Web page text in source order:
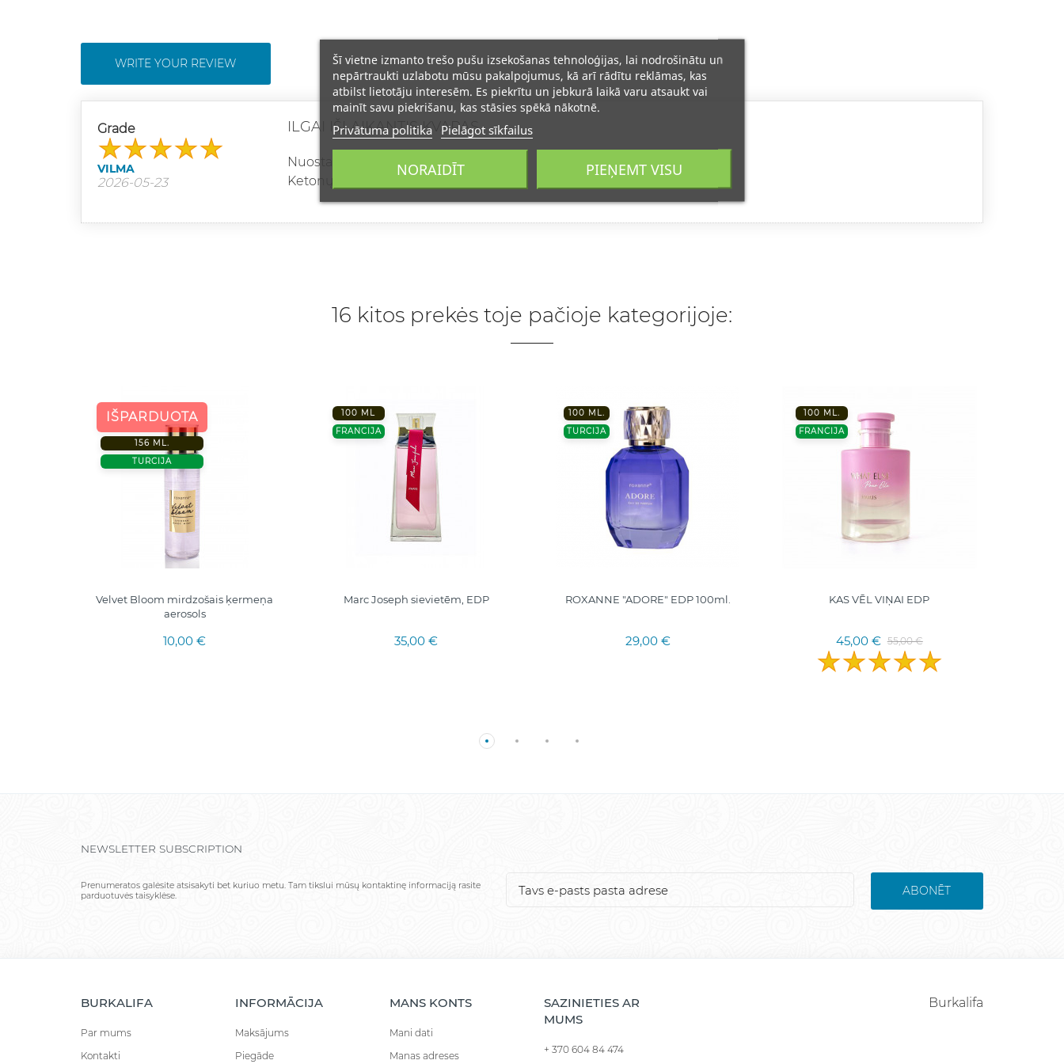
WRITE YOUR REVIEW
Grade
VILMA
2026-05-23
ILGAI IŠLAIKANTIS KVAPAS.
Nuostabus kvapas.Super!!!
Ketonų įsigyti vėl.
16 kitos prekės toje pačioje kategorijoje:
IŠPARDUOTA
156 ML.
TURCIJA
Velvet Bloom mirdzošais ķermeņa
aerosols
10,00 €
100 ML
FRANCIJA
Marc Joseph sievietēm, EDP
35,00 €
100 ML.
TURCIJA
ROXANNE "ADORE" EDP 100ml.
29,00 €
100 ML.
FRANCIJA
KAS VĒL VIŅAI EDP
45,00 € 55,00 €
NEWSLETTER SUBSCRIPTION
Prenumeratos galėsite atsisakyti bet kuriuo metu. Tam tikslui mūsų kontaktinę informaciją rasite
parduotuvės taisyklėse.
ABONĒT
BURKALIFA
Par mums
Kontakti
INFORMĀCIJA
Maksājums
Piegāde
MANS KONTS
Mani dati
Manas adreses
SAZINIETIES AR
MUMS
+ 370 604 84 474
Burkalifa
Šī vietne izmanto trešo pušu izsekošanas tehnoloģijas, lai nodrošinātu un
nepārtraukti uzlabotu mūsu pakalpojumus, kā arī rādītu reklāmas, kas
atbilst lietotāju interesēm. Es piekrītu un jebkurā laikā varu atsaukt vai
mainīt savu piekrišanu, kas stāsies spēkā nākotnē.
Privātuma politika Pielāgot sīkfailus
NORAIDĪT PIEŅEMT VISU